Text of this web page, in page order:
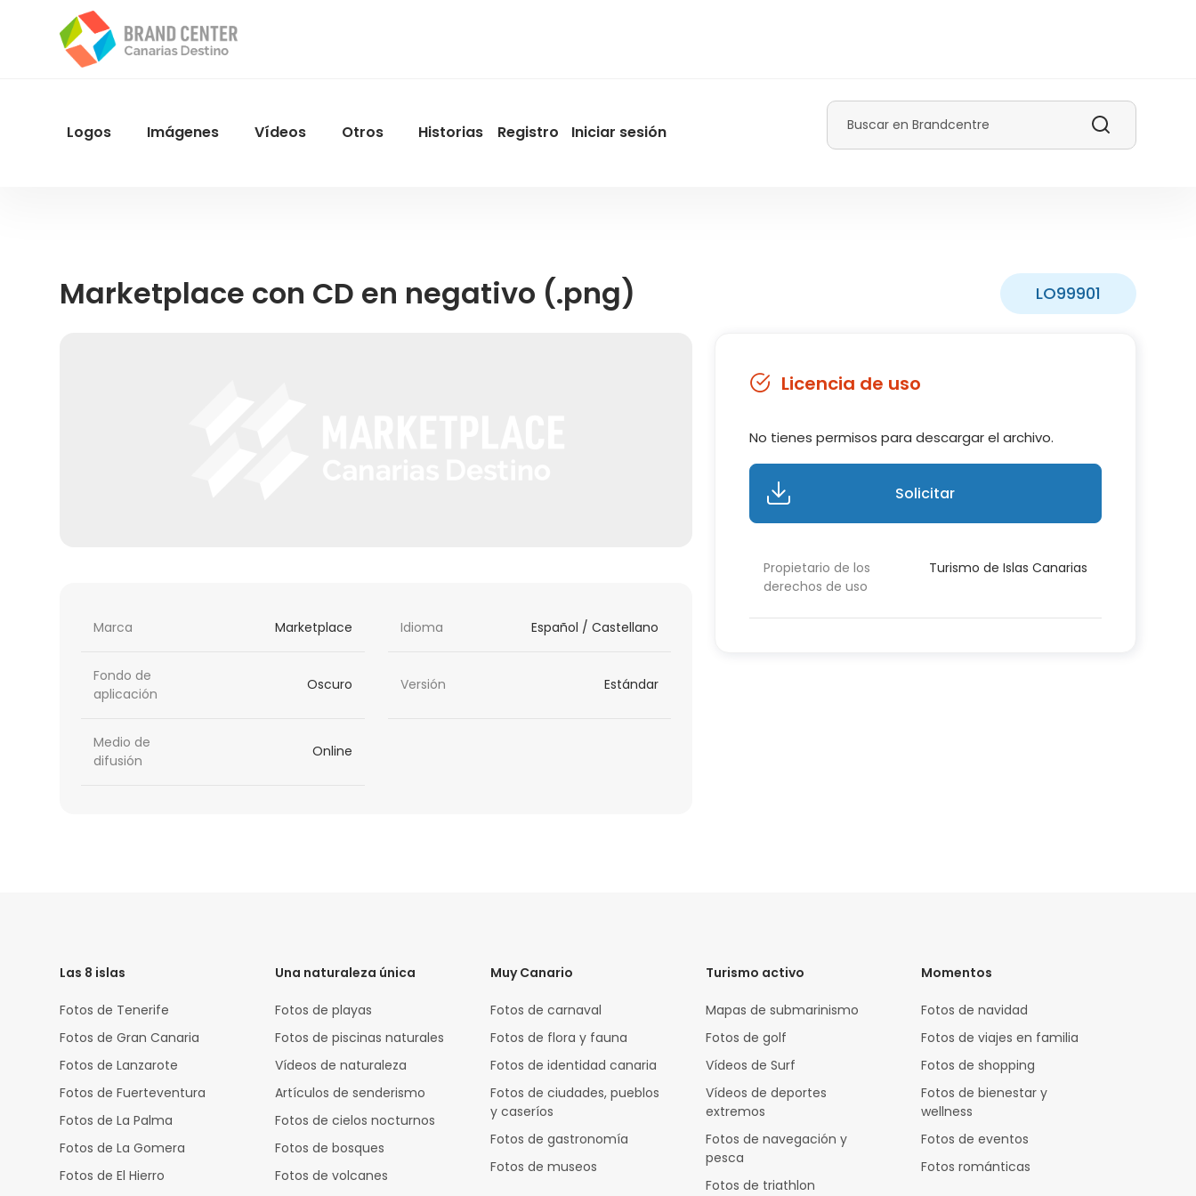
contenido
Menu
Logos Imágenes Vídeos Otros Historias
User
Registro Iniciar sesión
Buscar
Marketplace con CD en negativo (.png) LO99901
Marca Marketplace Idioma Español / Castellano
Fondo de
aplicación
Oscuro Versión Estándar
Medio de
difusión
Online
Licencia de uso
No tienes permisos para descargar el archivo.
Solicitar
Propietario de los
derechos de uso
Turismo de Islas Canarias
Las 8 islas
Fotos de Tenerife
Fotos de Gran Canaria
Fotos de Lanzarote
Fotos de Fuerteventura
Fotos de La Palma
Fotos de La Gomera
Fotos de El Hierro
Una naturaleza única
Fotos de playas
Fotos de piscinas naturales
Vídeos de naturaleza
Artículos de senderismo
Fotos de cielos nocturnos
Fotos de bosques
Fotos de volcanes
Muy Canario
Fotos de carnaval
Fotos de flora y fauna
Fotos de identidad canaria
Fotos de ciudades, pueblos
y caseríos
Fotos de gastronomía
Fotos de museos
Turismo activo
Mapas de submarinismo
Fotos de golf
Vídeos de Surf
Vídeos de deportes
extremos
Fotos de navegación y
pesca
Fotos de triathlon
Momentos
Fotos de navidad
Fotos de viajes en familia
Fotos de shopping
Fotos de bienestar y
wellness
Fotos de eventos
Fotos románticas